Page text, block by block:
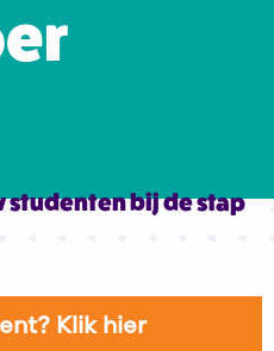
studenten bij de stap
Klik hier